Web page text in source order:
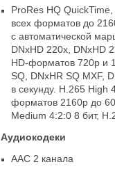
ProRes HQ QuickTime
всех форматов до
с автоматической
DNxHD 220x DNxHD
HD-форматов 720p и
SQ DNxHR SQ MXF,
в секунду. H.265 High
форматов 2160p до 60
Medium 4:2:0 8 бит,
Аудиокодеки
AAC 2 канала